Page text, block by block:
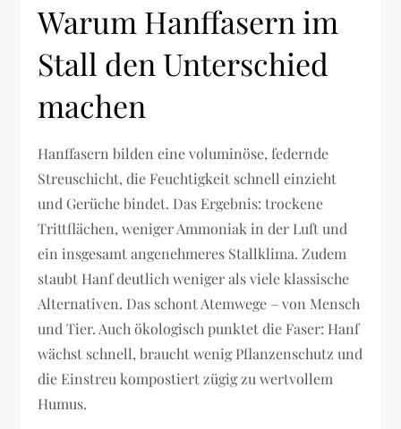
Warum Hanffasern im
Stall den Unterschied
machen
Hanffasern bilden eine voluminöse, federnde
Streuschicht, die Feuchtigkeit schnell einzieht
und Gerüche bindet. Das Ergebnis: trockene
Trittflächen, weniger Ammoniak in der Luft und
ein insgesamt angenehmeres Stallklima. Zudem
staubt Hanf deutlich weniger als viele klassische
Alternativen. Das schont Atemwege – von Mensch
und Tier. Auch ökologisch punktet die Faser: Hanf
wächst schnell, braucht wenig Pflanzenschutz und
die Einstreu kompostiert zügig zu wertvollem
Humus.